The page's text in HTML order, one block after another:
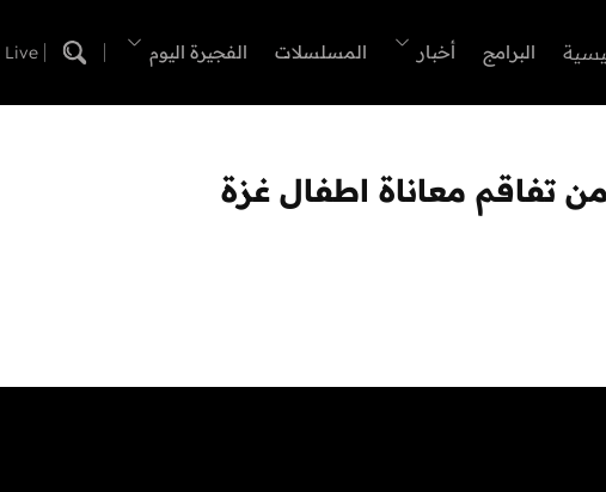
البرامج أخبار المسلسلات الفجيرة اليوم Live
تفاقم معاناة اطفال غزة